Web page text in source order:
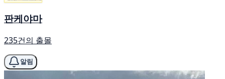
판케야마
235건의 출몰
알림